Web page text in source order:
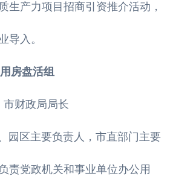
生产力项目招商引资推介活动，
导入。
房盘活组
财政局局长
区主要负责人，市直部门主要
责党政机关和事业单位办公用